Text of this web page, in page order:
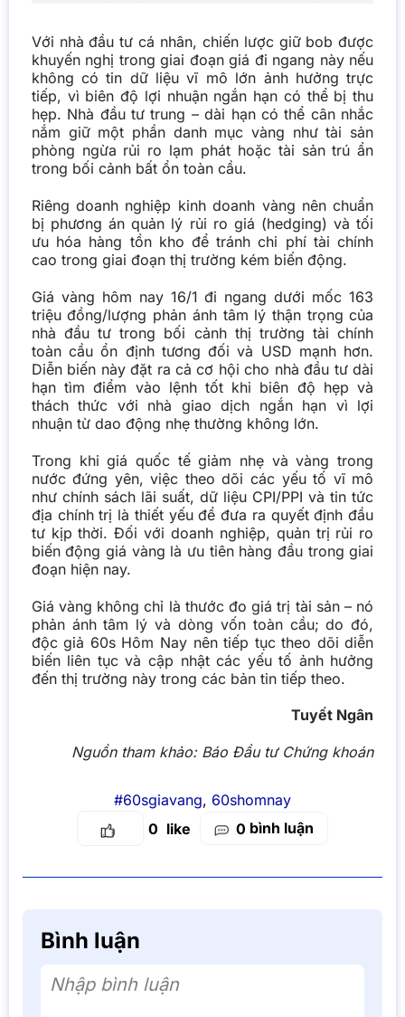
Với nhà đầu tư cá nhân, chiến lược giữ bob được
khuyến nghị trong giai đoạn giá đi ngang này nếu
không có tin dữ liệu vĩ mô lớn ảnh hưởng trực
tiếp, vì biên độ lợi nhuận ngắn hạn có thể bị thu
hẹp. Nhà đầu tư trung – dài hạn có thể cân nhắc
nắm giữ một phần danh mục vàng như tài sản
phòng ngừa rủi ro lạm phát hoặc tài sản trú ẩn
trong bối cảnh bất ổn toàn cầu.
Riêng doanh nghiệp kinh doanh vàng nên chuẩn
bị phương án quản lý rủi ro giá (hedging) và tối
ưu hóa hàng tồn kho để tránh chi phí tài chính
cao trong giai đoạn thị trường kém biến động.
Giá vàng hôm nay 16/1 đi ngang dưới mốc 163
triệu đồng/lượng phản ánh tâm lý thận trọng của
nhà đầu tư trong bối cảnh thị trường tài chính
toàn cầu ổn định tương đối và USD mạnh hơn.
Diễn biến này đặt ra cả cơ hộicho nhà đầu tư dài
hạn tìm điểm vào lệnh tốt khi biên độ hẹpvà
thách thức với nhà giao dịch ngắn hạn vì lợi
nhuận từ dao động nhẹ thường không lớn.
Trong khi giá quốc tế giảm nhẹ và vàng trong
nước đứng yên, việc theo dõi các yếu tố vĩ mô
như chính sách lãi suất, dữ liệu CPI/PPI và tin tức
địa chính trị là thiết yếu để đưa ra quyết định đầu
tư kịp thời. Đối với doanh nghiệp, quản trị rủi ro
biến động giá vàng là ưu tiên hàng đầu trong giai
đoạn hiện nay.
Giá vàng không chỉ là thước đo giá trị tài sản – nó
phản ánh tâm lý và dòng vốn toàn cầu; do đó,
độc giả 60s Hôm Nay nên tiếp tục theo dõi diễn
biến liên tục và cập nhật các yếu tố ảnh hưởng
đến thị trường này trong các bản tin tiếp theo.
Tuyết Ngân
Nguồn tham khảo: Báo Đầu tư Chứng khoán
#60sgiavang, 60shomnay
0
0 bình luận
Bình luận
Nhập bình luận